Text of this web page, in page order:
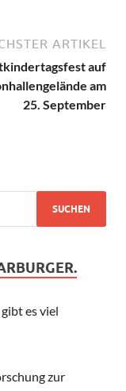
ARTIKEL
auf
am
25. September
es viel
zur